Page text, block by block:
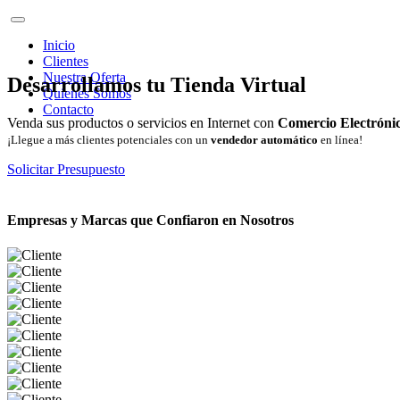
Inicio
Clientes
Nuestra Oferta
Quienes Somos
Contacto
Desarrollamos tu Tienda Virtual
Venda sus productos o servicios en Internet con Comercio
¡Llegue a más clientes potenciales con un vendedor automático en línea!
Solicitar Presupuesto
Empresas y Marcas que Confiaron en Nosotros